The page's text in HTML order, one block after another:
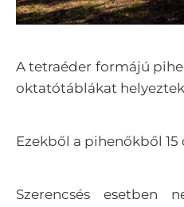
A tetraéder formájú
oktatótáblákat
Ezekből a pihenőkből
Szerencsés esetben